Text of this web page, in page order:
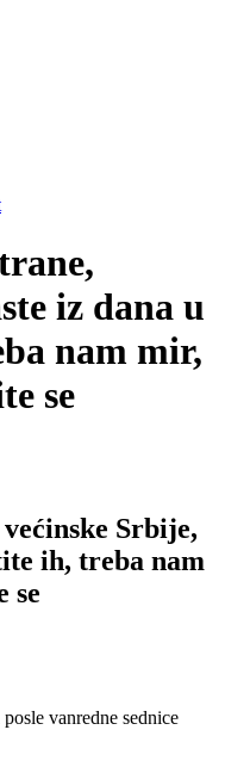
iz dana u
nam mir,
se
Srbije,
ih, treba nam
se
vanredne sednice